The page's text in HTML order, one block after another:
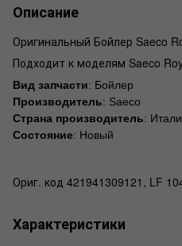
Описание
Оригинальный Бойлер Saeco
Подходит к моделям Saeco
Вид запчасти: Бойлер
Производитель: Saeco
Страна производитель:
Состояние: Новый
Ориг. код 421941309121, LF
Характеристики